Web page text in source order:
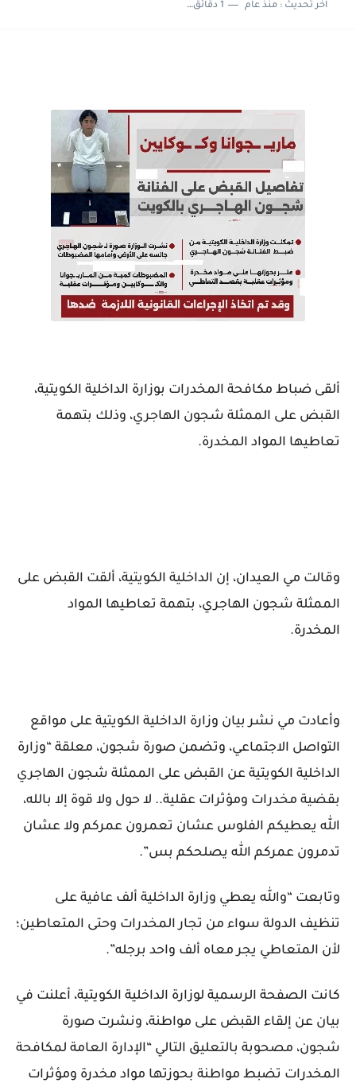
اخر تحديث :منذ عام 1 دقائق للقراءة
ألقى ضباط مكافحة المخدرات بوزارة الداخلية الكويتية،
القبض على الممثلة شجون الهاجري، وذلك بتهمة
تعاطيها المواد المخدرة.
وقالت مي العيدان، إن الداخلية الكويتية، ألقت القبض على
الممثلة شجون الهاجري، بتهمة تعاطيها المواد
المخدرة.
وأعادت مي نشر بيان وزارة الداخلية الكويتية على مواقع
التواصل الاجتماعي، وتضمن صورة شجون، معلقة “وزارة
الداخلية الكويتية عن القبض على الممثلة شجون الهاجري
بقضية مخدرات ومؤثرات عقلية.. لا حول ولا قوة إلا بالله،
الله يعطيكم الفلوس عشان تعمرون عمركم ولا عشان
تدمرون عمركم الله يصلحكم بس”.
وتابعت “والله يعطي وزارة الداخلية ألف عافية على
تنظيف الدولة سواء من تجار المخدرات وحتى المتعاطين؛
لأن المتعاطي يجر معاه ألف واحد برجله”.
كانت الصفحة الرسمية لوزارة الداخلية الكويتية، أعلنت في
بيان عن إلقاء القبض على مواطنة، ونشرت صورة
شجون، مصحوبة بالتعليق التالي “الإدارة العامة لمكافحة
المخدرات تضبط مواطنة بحوزتها مواد مخدرة ومؤثرات